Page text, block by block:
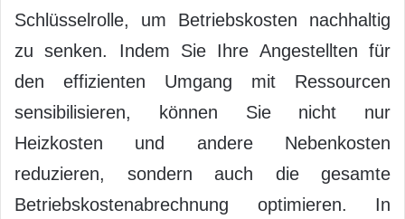
Schlüsselrolle, um Betriebskosten nachhaltig
zu senken. Indem Sie Ihre Angestellten für
den effizienten Umgang mit Ressourcen
sensibilisieren, können Sie nicht nur
Heizkosten und andere Nebenkosten
reduzieren, sondern auch die gesamte
Betriebskostenabrechnung optimieren. In